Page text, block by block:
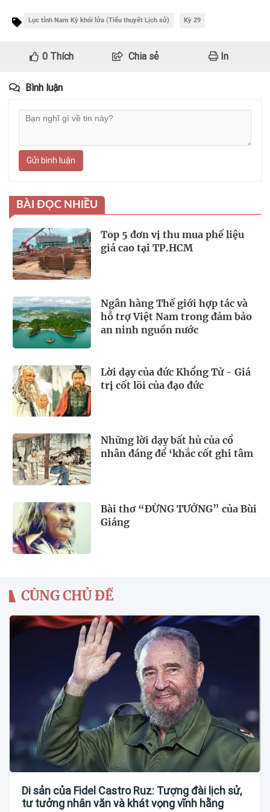
Lục tỉnh Nam Kỳ khói lửa (Tiểu thuyết Lịch sử) Kỳ 29
0Thích Chia sẻ In
Bình luận
Gửi bình luận
BÀI ĐỌC NHIỀU
Top 5 đơn vị thu mua phế liệu
giá cao tại TP.HCM
Ngân hàng Thế giới hợp tác và
hỗ trợ Việt Nam trong đảm bảo
an ninh nguồn nước
Lời dạy của đức Khổng Tử - Giá
trị cốt lõi của đạo đức
Những lời dạy bất hủ của cổ
nhân đáng để ‘khắc cốt ghi tâm
Bài thơ “ĐỪNG TƯỞNG” của Bùi
Giáng
CÙNG CHỦ ĐỀ
Di sản của Fidel Castro Ruz: Tượng đài lịch sử,
tư tưởng nhân văn và khát vọng vĩnh hằng